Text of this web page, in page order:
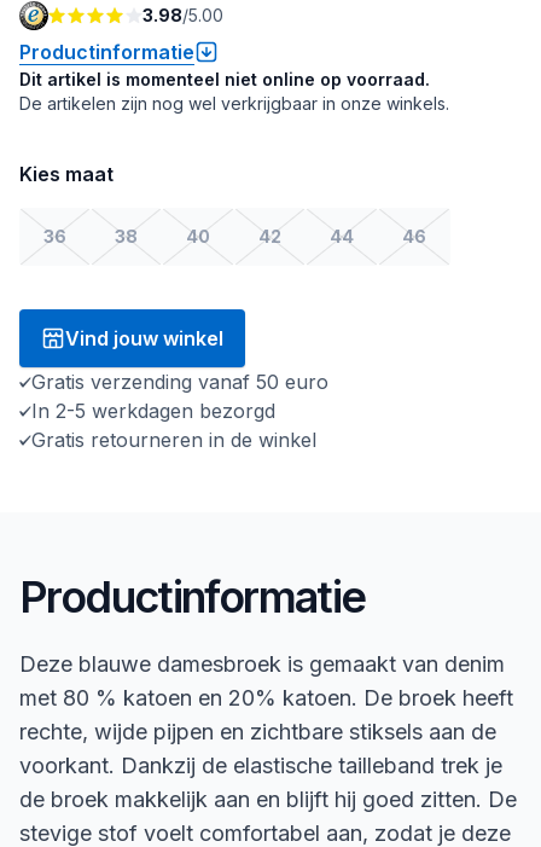
3.98/5.00
Productinformatie
Dit artikel is momenteel niet online op voorraad.
De artikelen zijn nog wel verkrijgbaar in onze winkels.
Kies maat
36 38 40 42 44 46
Vind jouw winkel
Gratis verzending vanaf 50 euro
In 2-5 werkdagen bezorgd
Gratis retourneren in de winkel
Productinformatie
Deze blauwe damesbroek is gemaakt van denim
met 80 % katoen en 20% katoen. De broek heeft
rechte, wijde pijpen en zichtbare stiksels aan de
voorkant. Dankzij de elastische tailleband trek je
de broek makkelijk aan en blijft hij goed zitten. De
stevige stof voelt comfortabel aan, zodat je deze